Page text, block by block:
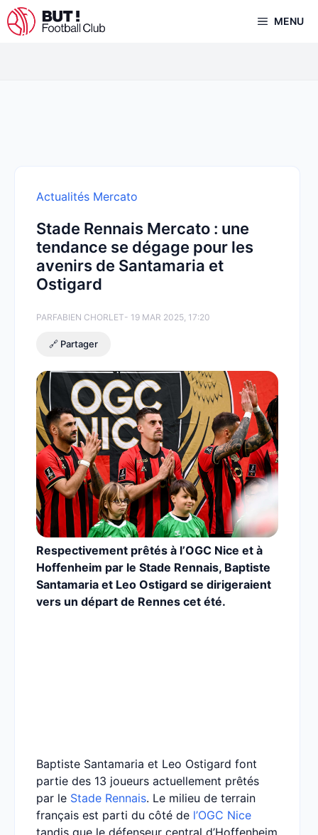
Aller
au
MENU
Actualités Mercato
Stade Rennais Mercato : une
tendance se dégage pour les
avenirs de Santamaria et
Ostigard
PARFABIEN CHORLET- 19 MAR 2025, 17:20
🔗 Partager
Respectivement prêtés à l’OGC Nice et à
Hoffenheim par le Stade Rennais, Baptiste
Santamaria et Leo Ostigard se dirigeraient
vers un départ de Rennes cet été.
Baptiste Santamaria et Leo Ostigard font
partie des 13 joueurs actuellement prêtés
par le Stade Rennais. Le milieu de terrain
français est parti du côté de l’OGC Nice
tandis que le défenseur central d’Hoffenheim